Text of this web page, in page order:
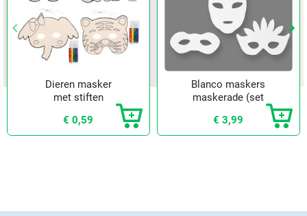
Vorige
keyboard_arrow_left keyboard_arrow_right
Vorige
keyboard_arrow_left keyboard_arrow_right
Dieren masker
met stiften
€ 0,59
Blanco maskers
maskerade (set
€ 3,99